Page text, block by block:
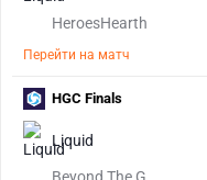
HeroesHearth
Перейти на матч
Liquid
HGC Finals